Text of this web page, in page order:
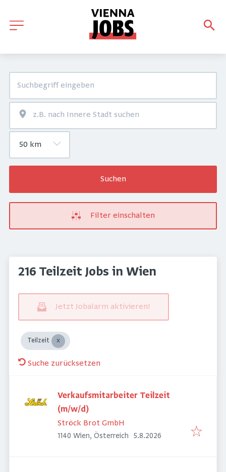
Suchen
Filter einschalten
216 Teilzeit Jobs in Wien
Jetzt Jobalarm aktivieren!
Teilzeit
Suche zurücksetzen
Verkaufsmitarbeiter Teilzeit
(m/w/d)
Ströck Brot GmbH
1140 Wien, Österreich Veröffentlicht
5.8.2026